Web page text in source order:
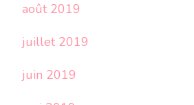
août 2019
juillet 2019
juin 2019